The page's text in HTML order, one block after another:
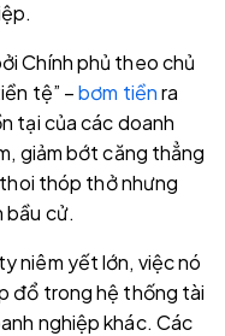
Chính phủ theo chủ
tệ” –bơm tiềnra
tại của các doanh
giảm bớt căng thẳng
thóp thở nhưng
bầu cử.
niêm yết lớn, việc nó
đổ trong hệ thống tài
nghiệp khác. Các